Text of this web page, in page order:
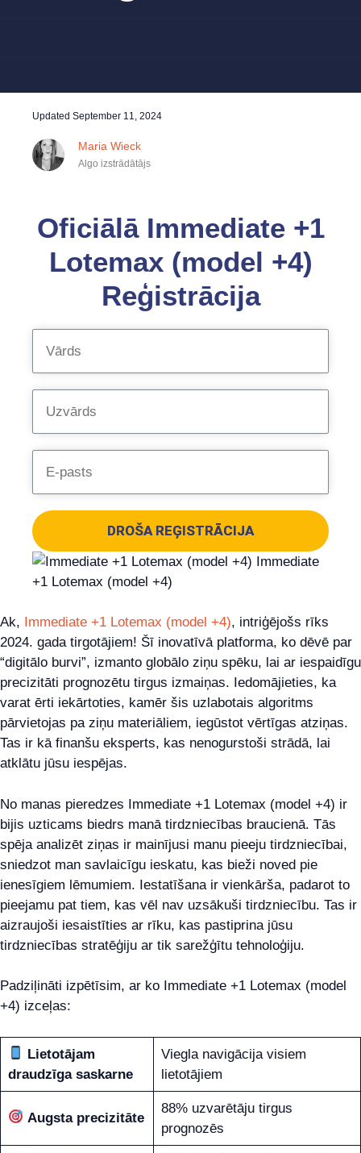
Updated September 11, 2024
Maria Wieck
Algo izstrādātājs
Oficiālā Immediate +1
Lotemax (model +4)
Reģistrācija
DROŠA REĢISTRĀCIJA
Ak, Immediate +1 Lotemax (model +4), intriģējošs rīks
2024. gada tirgotājiem! Šī inovatīvā platforma, ko dēvē par
“digitālo burvi”, izmanto globālo ziņu spēku, lai ar iespaidīgu
precizitāti prognozētu tirgus izmaiņas. Iedomājieties, ka
varat ērti iekārtoties, kamēr šis uzlabotais algoritms
pārvietojas pa ziņu materiāliem, iegūstot vērtīgas atziņas.
Tas ir kā finanšu eksperts, kas nenogurstoši strādā, lai
atklātu jūsu iespējas.
No manas pieredzes Immediate +1 Lotemax (model +4) ir
bijis uzticams biedrs manā tirdzniecības braucienā. Tās
spēja analizēt ziņas ir mainījusi manu pieeju tirdzniecībai,
sniedzot man savlaicīgu ieskatu, kas bieži noved pie
ienesīgiem lēmumiem. Iestatīšana ir vienkārša, padarot to
pieejamu pat tiem, kas vēl nav uzsākuši tirdzniecību. Tas ir
aizraujoši iesaistīties ar rīku, kas pastiprina jūsu
tirdzniecības stratēģiju ar tik sarežģītu tehnoloģiju.
Padziļināti izpētīsim, ar ko Immediate +1 Lotemax (model
+4) izceļas:
Lietotājam
draudzīga saskarne
Viegla navigācija visiem
lietotājiem
Augsta precizitāte
88% uzvarētāju tirgus
prognozēs